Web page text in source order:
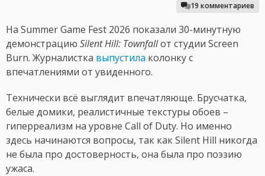
19 комментариев
На Summer Game Fest 2026 показали 30-минутную
демонстрацию Silent Hill: Townfallот студии Screen
Burn. Журналистка выпустила колонку с
впечатлениями от увиденного.
Технически всё выглядит впечатляюще. Брусчатка,
белые домики, реалистичные текстуры обоев –
гиперреализм на уровне Call of Duty. Но именно
здесь начинаются вопросы, так как Silent Hill никогда
не была про достоверность, она была про поэзию
ужаса.